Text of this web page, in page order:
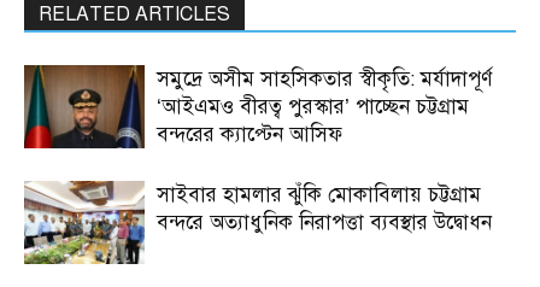
RELATED ARTICLES
সমুদ্রে অসীম সাহসিকতার স্বীকৃতি: মর্যাদাপূর্ণ
‘আইএমও বীরত্ব পুরস্কার’ পাচ্ছেন চট্টগ্রাম
বন্দরের ক্যাপ্টেন আসিফ
সাইবার হামলার ঝুঁকি মোকাবিলায় চট্টগ্রাম
বন্দরে অত্যাধুনিক নিরাপত্তা ব্যবস্থার উদ্বোধন